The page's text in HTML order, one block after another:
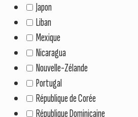
Japon
Liban
Mexique
Nicaragua
Nouvelle-Zélande
Portugal
République de Corée
République Dominicaine